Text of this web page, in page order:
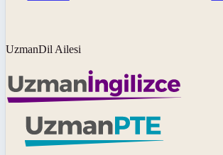
UzmanDil Ailesi